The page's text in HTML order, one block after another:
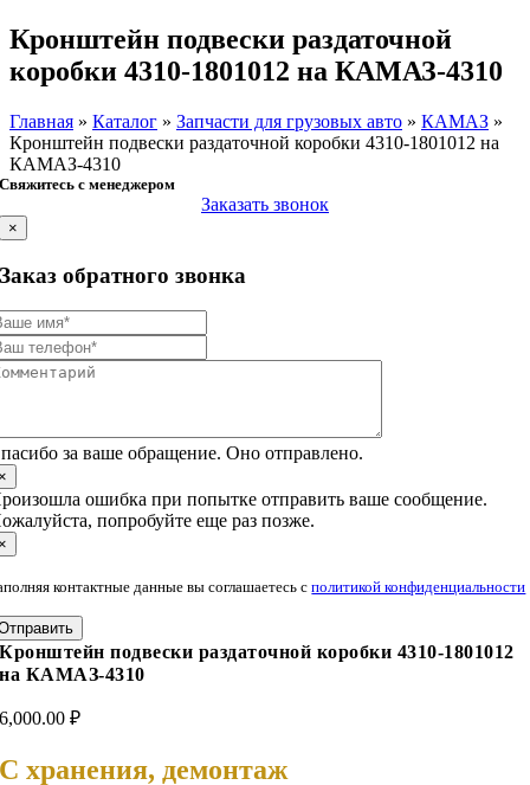
Кронштейн подвески раздаточной
коробки 4310-1801012 на КАМАЗ-4310
Главная » Каталог » Запчасти для грузовых авто » КАМАЗ »
Кронштейн подвески раздаточной коробки 4310-1801012 на
КАМАЗ-4310
Свяжитесь с менеджером
Заказать звонок
×
Заказ обратного звонка
за ваше обращение. Оно отправлено.
ошибка при попытке отправить ваше сообщение.
попробуйте еще раз позже.
контактные данные вы соглашаетесь сполитикой конфиденциальности
Кронштейн подвески раздаточной коробки 4310-1801012
на КАМАЗ-4310
6,000.00₽
С хранения, демонтаж